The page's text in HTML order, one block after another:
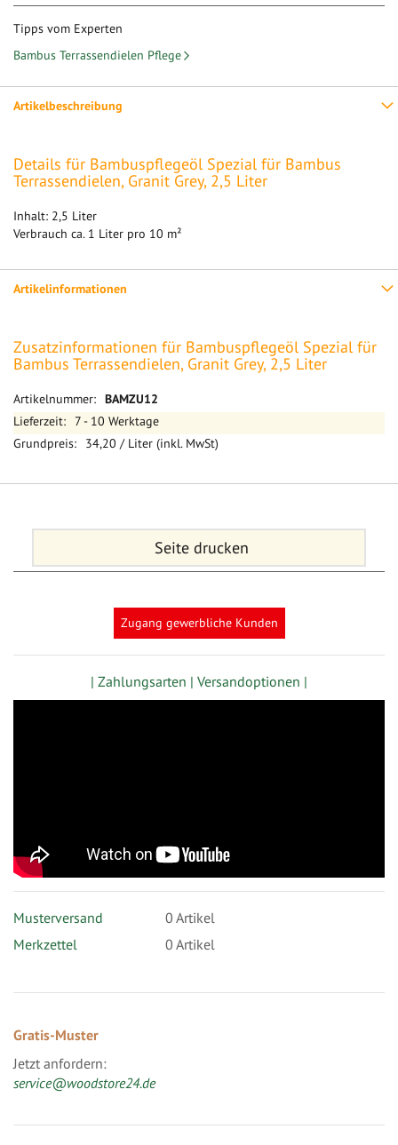
Artikelbeschreibung
Details für Bambuspflegeöl Spezial für Bambus
Terrassendielen, Granit Grey, 2,5 Liter
Inhalt: 2,5 Liter
Verbrauch ca. 1 Liter pro 10 m²
Artikelinformationen
Zusatzinformationen für Bambuspflegeöl Spezial für
Bambus Terrassendielen, Granit Grey, 2,5 Liter
Mehr
Informationen
BAMZU12
7 - 10 Werktage
34,20 / Liter (inkl. MwSt)
Tipps vom Experten
Bambus Terrassendielen Pflege
Seite drucken
Zugang gewerbliche Kunden
| Zahlungsarten | Versandoptionen |
Musterversand 0 Artikel
Merkzettel
0 Artikel
Gratis-Muster
Jetzt anfordern:
service@woodstore24.de